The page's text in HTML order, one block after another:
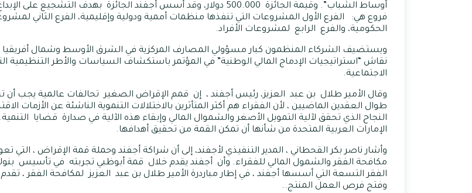
أوساط الشباب”. وقيمة الجائزة 500.000 دولار، وقد أسس أجفند الجائزة بهدف
فروع هي: الفرع الأول المشروعات التي تنفذها منظمات أممية ودولية وإقليمية، الفرع الثاني
الحكومية، والفرع الرابع لمشروعات الأفراد.
ويستضيف الشركاء المنظمون كبار مسؤولي المصارف المركزية في الشرق الأوسط وشمال أفريقيا
نقاش “استراتيجيات الإدماج المالي الوطنية” في المؤتمر باستكشاف السياسات والأطر التنظيمية التي
الاجتماعية.
وقال الأمير طلال بن عبد العزيز، رئيس أجفند ، إن قمم الإقراض الصغير تحالفات عالمية يجب أن
طوال العقدين الماضيين ، لأن الفقراء هم أكثر المتأثرين بالاختلالات التنموية الناشئة عن الأزمات
النجاح الذي تحقق لآلية التمويل الأصغر والشموال المالي وإبقاء هذه الآلية في صدارة قضايا
الإمارات العربية المتحدة من شأنها أن تمكن القمة من تحقيق أهدافها.
مكافحة الفقر والشمول المالي للفقراء. وأن أجفند يقدم خلال قمة أبوظبي تجربته في تأسيس
الفقر التسعة التي أسسها أجفند ، في إطار مباردرة الأمير طلال بن عبد العزيز لمكافحة الفقر ، تقدم
وفتح فرص العمل المنتج..